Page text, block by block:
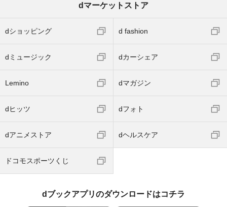
dマーケットストア
dショッピング d fashion
dミュージック dカーシェア
Lemino dマガジン
dヒッツ dフォト
dアニメストア dヘルスケア
ドコモスポーツくじ
dブックアプリのダウンロードはコチラ